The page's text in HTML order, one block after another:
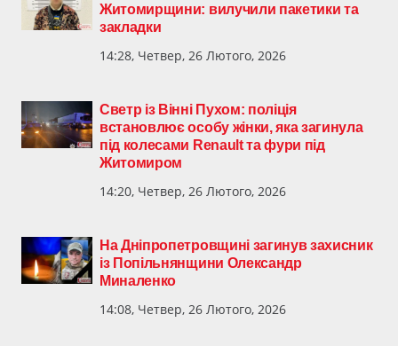
Житомирщини: вилучили пакетики та
закладки
14:28, Четвер, 26 Лютого, 2026
Светр із Вінні Пухом: поліція
встановлює особу жінки, яка загинула
під колесами Renault та фури під
Житомиром
14:20, Четвер, 26 Лютого, 2026
На Дніпропетровщині загинув захисник
із Попільнянщини Олександр
Миналенко
14:08, Четвер, 26 Лютого, 2026